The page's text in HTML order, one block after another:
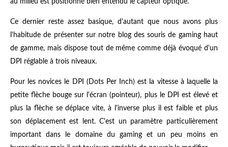
au milieu est positionné bien entendu le capteur optique.
Ce dernier reste assez basique, d'autant que nous avons plus
l'habitude de présenter sur notre blog des souris de gaming haut
de gamme, mais dispose tout de même comme déjà évoqué d'un
DPI réglable à trois niveaux.
Pour les novices le DPI (Dots Per Inch) est la vitesse à laquelle la
petite flèche bouge sur l'écran (pointeur), plus le DPI est élevé et
plus la flèche se déplace vite, à l'inverse plus il est faible et plus
son déplacement est lent. C'est un paramètre particulièrement
important dans le domaine du gaming et un peu moins en